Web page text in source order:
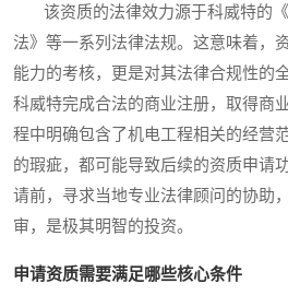
该资质的法律效力源于科威特的《
法》等一系列法律法规。这意味着，
能力的考核，更是对其法律合规性的
科威特完成合法的商业注册，取得商
程中明确包含了机电工程相关的经营
的瑕疵，都可能导致后续的资质申请
请前，寻求当地专业法律顾问的协助
审，是极其明智的投资。
申请资质需要满足哪些核心条件